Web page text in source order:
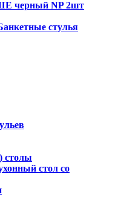
стулья
столы
стол со